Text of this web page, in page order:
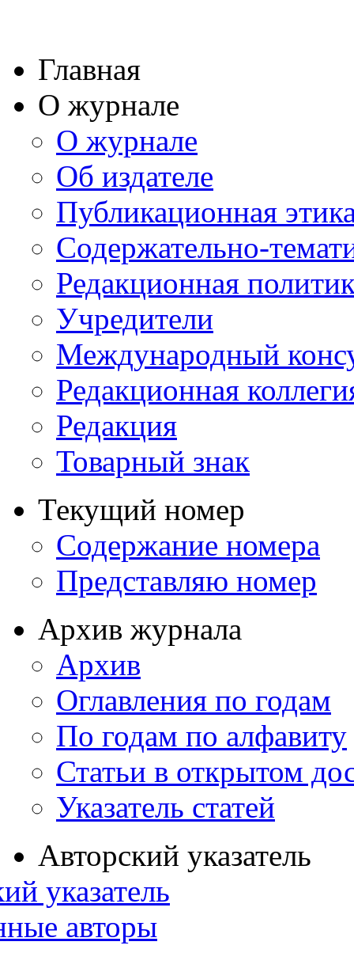
Главная
О журнале
О журнале
Об издателе
Публикационная
Содержательно-
Редакционная
Учредители
Международный
Редакционная
Редакция
Товарный знак
Текущий номер
Содержание номера
Представляю номер
Архив журнала
Архив
Оглавления по годам
По годам по алфавиту
Статьи в открытом
Указатель статей
Авторский указатель
указатель
авторы